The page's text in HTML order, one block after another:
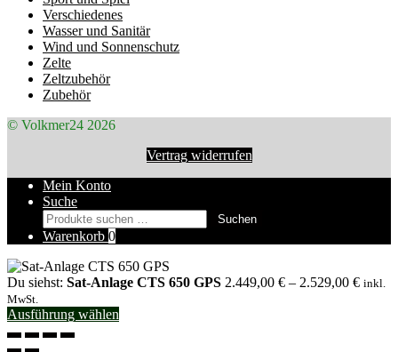
Verschiedenes
Wasser und Sanitär
Wind und Sonnenschutz
Zelte
Zeltzubehör
Zubehör
© Volkmer24 2026
Vertrag widerrufen
Mein Konto
Suche
Suchen
nach:
Suchen
Warenkorb 0
Du siehst: Sat-Anlage CTS 650 GPS 2.449,00 € – 2.529,00 € inkl.
MwSt.
Ausführung wählen